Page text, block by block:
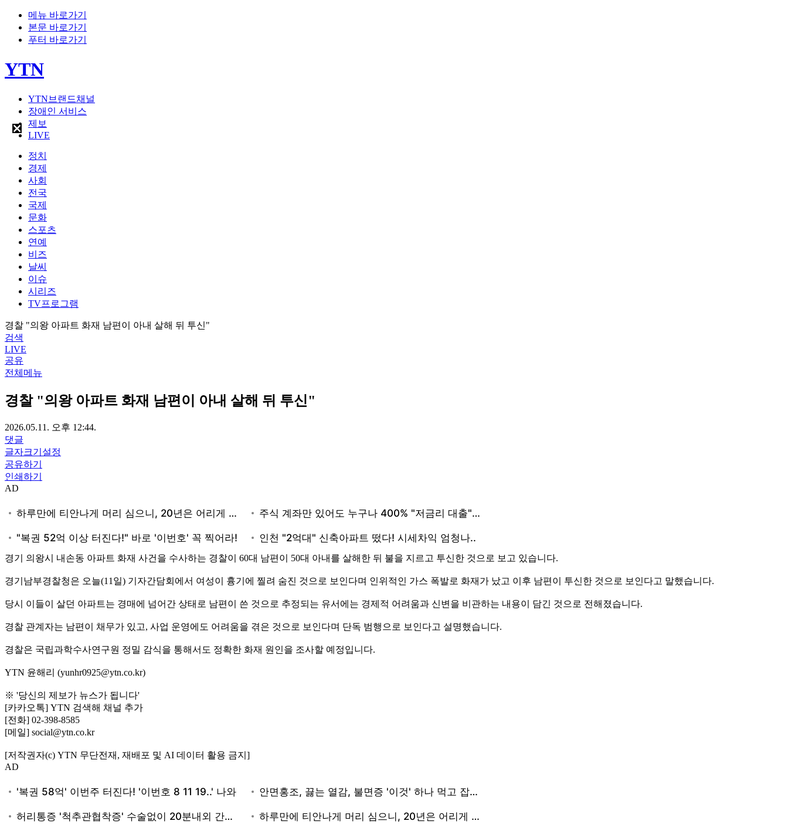
메뉴 바로가기
본문 바로가기
푸터 바로가기
YTN
YTN브랜드채널
장애인 서비스
제보
LIVE
정치
경제
사회
전국
국제
문화
스포츠
연예
비즈
날씨
이슈
시리즈
TV프로그램
경찰 "의왕 아파트 화재 남편이 아내 살해 뒤 투신"
검색
LIVE
공유
전체메뉴
경찰 "의왕 아파트 화재 남편이 아내 살해 뒤 투신"
2026.05.11. 오후 12:44.
댓글
글자크기설정
공유하기
인쇄하기
AD
경기 의왕시 내손동 아파트 화재 사건을 수사하는 경찰이 60대 남편이 50대 아내를 살해한 뒤 불을 지르고 투신한 것으로 보고 있습니다.
경기남부경찰청은 오늘(11일) 기자간담회에서 여성이 흉기에 찔려 숨진 것으로 보인다며 인위적인 가스 폭발로 화재가 났고 이후 남편이 투신한 것으로 보인다고 말했습니다.
당시 이들이 살던 아파트는 경매에 넘어간 상태로 남편이 쓴 것으로 추정되는 유서에는 경제적 어려움과 신변을 비관하는 내용이 담긴 것으로 전해졌습니다.
경찰 관계자는 남편이 채무가 있고, 사업 운영에도 어려움을 겪은 것으로 보인다며 단독 범행으로 보인다고 설명했습니다.
경찰은 국립과학수사연구원 정밀 감식을 통해서도 정확한 화재 원인을 조사할 예정입니다.
YTN 윤해리 (yunhr0925@ytn.co.kr)
※ '당신의 제보가 뉴스가 됩니다'
[카카오톡] YTN 검색해 채널 추가
[전화] 02-398-8585
[메일] social@ytn.co.kr
[저작권자(c) YTN 무단전재, 재배포 및 AI 데이터 활용 금지]
AD